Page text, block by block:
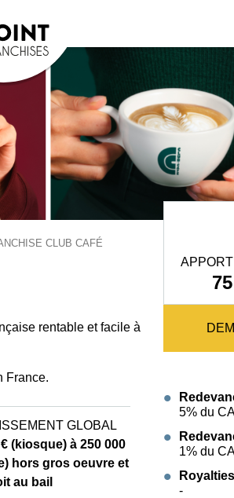
CLUB CAFÉ
rentable et facile à
France.
GLOBAL
(kiosque) à 250 000
hors gros oeuvre et
au bail
5% du
1% du
-